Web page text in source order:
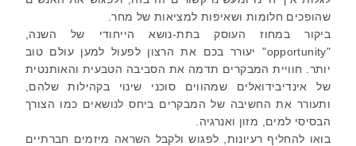
שהופכים חלומות ושאיפות למציאות של מחר.
ביקור במחוז העוסק בתת-נושא הייחודי של השנה,
"
opportunity" יעורר בכם את הרצון לפעול למען עולם טוב
יותר. חוויית המבקרים תדמה את הסביבה הטבעית והאותנטית
של אינדיבידואלים שמהווים סוכני שינוי בקהילות שלהם,
ותעורר את החשיבה של המבקרים ביחס לנושאים כמו הצורך
הבסיסי למים, מזון ואנרגיה.
בואו להחליף רעיונות, לפגוש ולקבל השראה מיזמים חברתיים